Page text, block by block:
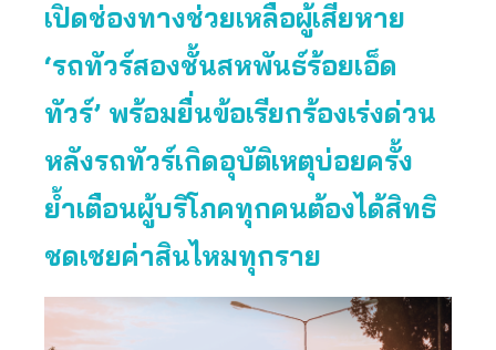
เปิดช่องทางช่วยเหลือผู้เสียหาย
‘รถทัวร์สองชั้นสหพันธ์ร้อยเอ็ด
ทัวร์’ พร้อมยื่นข้อเรียกร้องเร่งด่วน
หลังรถทัวร์เกิดอุบัติเหตุบ่อยครั้ง
ย้ำเตือนผู้บริโภคทุกคนต้องได้สิทธิ
ชดเชยค่าสินไหมทุกราย